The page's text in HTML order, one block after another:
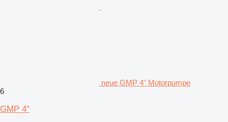
neue GMP 4" Motorpumpe
6
GMP 4"